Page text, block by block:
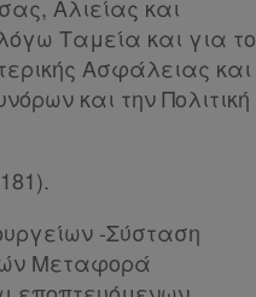
Αλιείας και
Ταμεία και για το
Ασφάλειας και
και την Πολιτική
-Σύσταση
Μεταφορά